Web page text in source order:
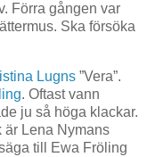
Förra gången var
Ska försöka
Lugns ”Vera”.
. Oftast vann
ju så höga klackar.
är Lena Nymans
till Ewa Fröling